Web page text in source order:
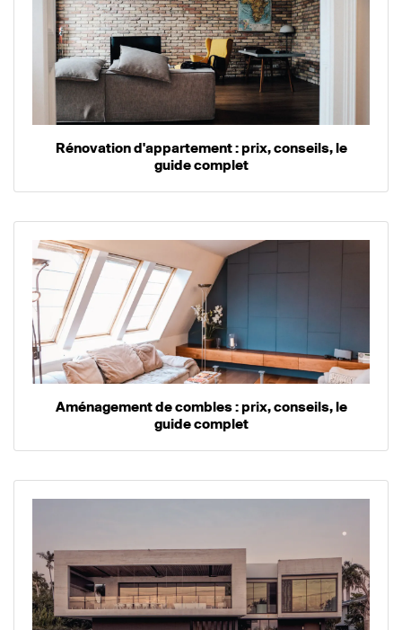
Rénovation d'appartement : prix, conseils, le
guide complet
Aménagement de combles : prix, conseils, le
guide complet